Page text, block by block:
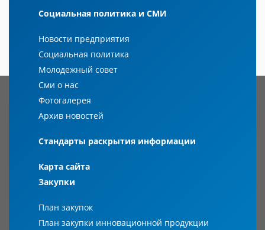
Социальная политика и СМИ
Новости предприятия
Социальная политика
Молодежный совет
Сми о нас
Фотогалерея
Архив новостей
Стандарты раскрытия информации
Карта сайта
Закупки
План закупок
План закупки инновационной продукции